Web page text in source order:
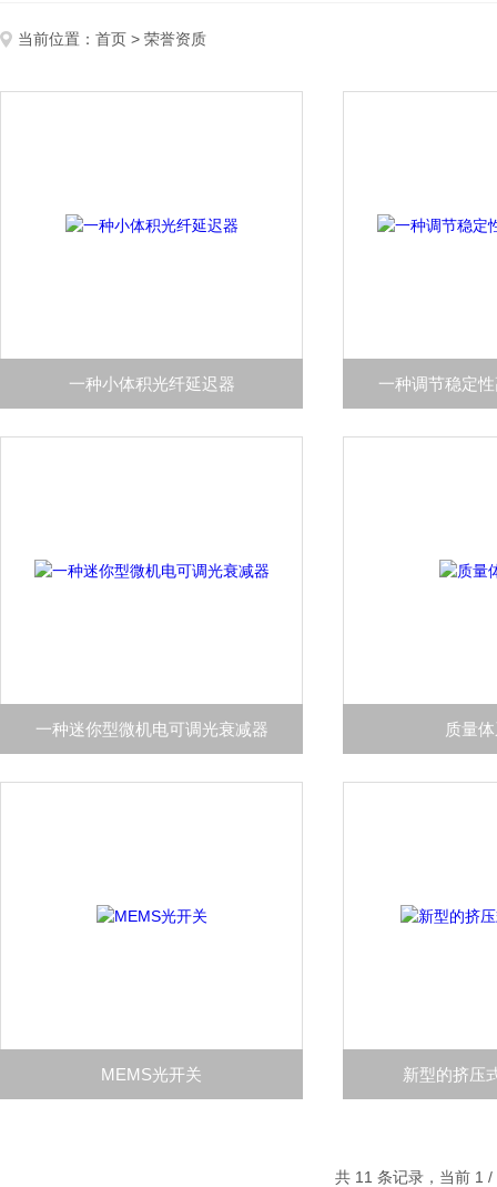
当前位置： 首页 > 荣誉资质
一种小体积光纤延迟器 一种调节稳定
一种迷你型微机电可调光衰减器 质量
MEMS光开关 新型的挤压
共 11 条记录，当前